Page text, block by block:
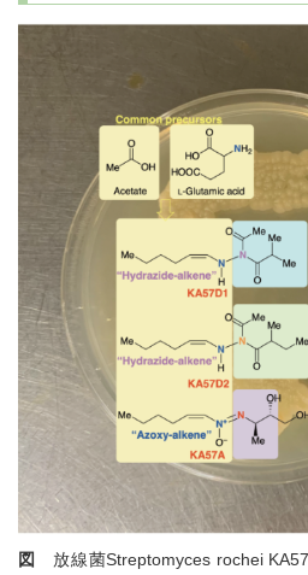
図 放線菌Streptomyces rochei